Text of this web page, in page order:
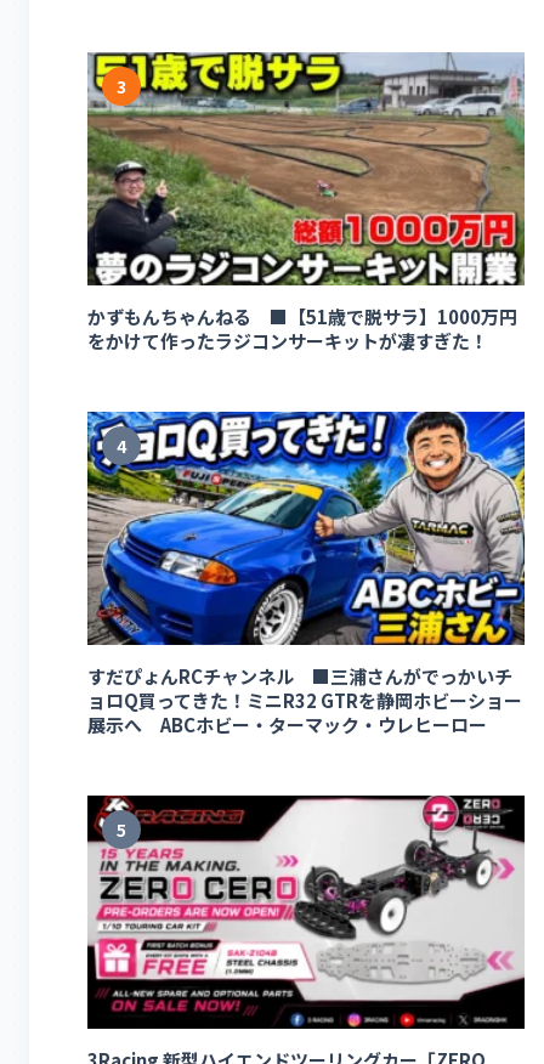
3
かずもんちゃんねる ■【51歳で脱サラ】1000万円
をかけて作ったラジコンサーキットが凄すぎた！
4
すだぴょんRCチャンネル ■三浦さんがでっかいチ
ョロQ買ってきた！ミニR32 GTRを静岡ホビーショー
展示へ ABCホビー・ターマック・ウレヒーロー
5